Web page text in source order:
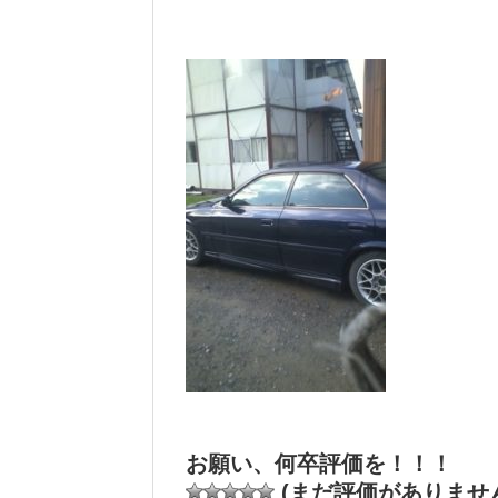
お願い、何卒評価を！！！
(まだ評価がありませ